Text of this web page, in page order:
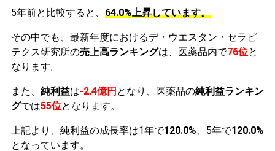
5年前と比較すると、 64.0%上昇しています。
その中でも、最新年度におけるデ・ウエスタン・セラピ
テクス研究所の売上高ランキングは、医薬品内で76位と
なります。
また、 純利益は-2.4億円 となり、医薬品の純利益ランキン
グでは55位となります。
上記より、純利益の成長率は1年で120.0%、5年で120.0%
となっています。